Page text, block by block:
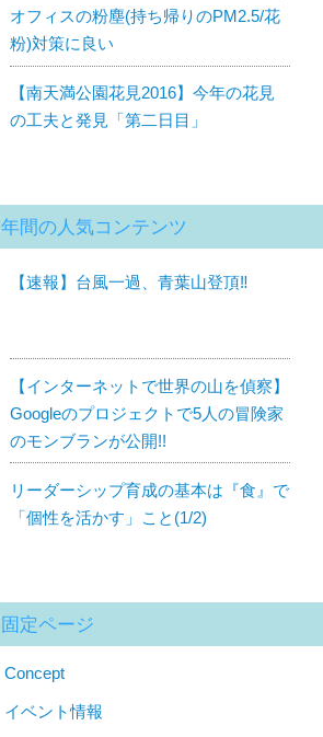
オフィスの粉塵(持ち帰りのPM2.5/花
粉)対策に良い
【南天満公園花見2016】今年の花見
の工夫と発見「第二日目」
年間の人気コンテンツ
【速報】台風一過、青葉山登頂‼︎
【インターネットで世界の山を偵察】
Googleのプロジェクトで5人の冒険家
のモンブランが公開!!
リーダーシップ育成の基本は『食』で
「個性を活かす」こと(1/2)
固定ページ
Concept
イベント情報